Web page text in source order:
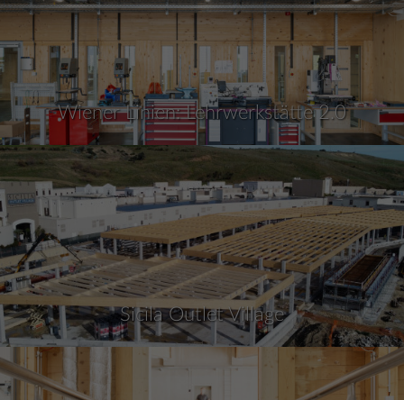
Wiener Linien: Lehrwerkstätte 2.0
Sicila Outlet Village